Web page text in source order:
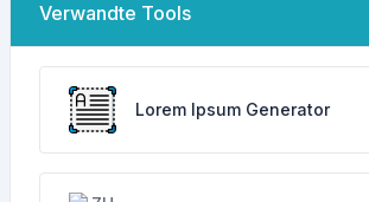
Verwandte Tools
Lorem Ipsum Generator